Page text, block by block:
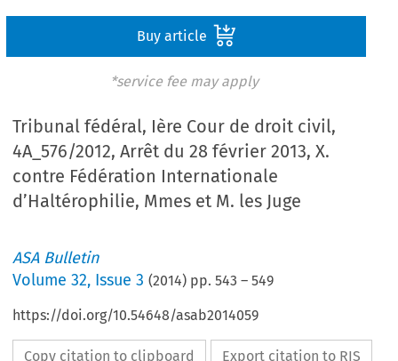
Buy article
*service fee may apply
Tribunal fédéral, Ière Cour de droit civil,
4A_576/2012, Arrêt du 28 février 2013, X.
contre Fédération Internationale
d’Haltérophilie, Mmes et M. les Juge
ASA Bulletin
Volume32, Issue 3 (2014) pp.543 –549
https://doi.org/10.54648/asab2014059
Copy citation to clipboard Export citation to RIS